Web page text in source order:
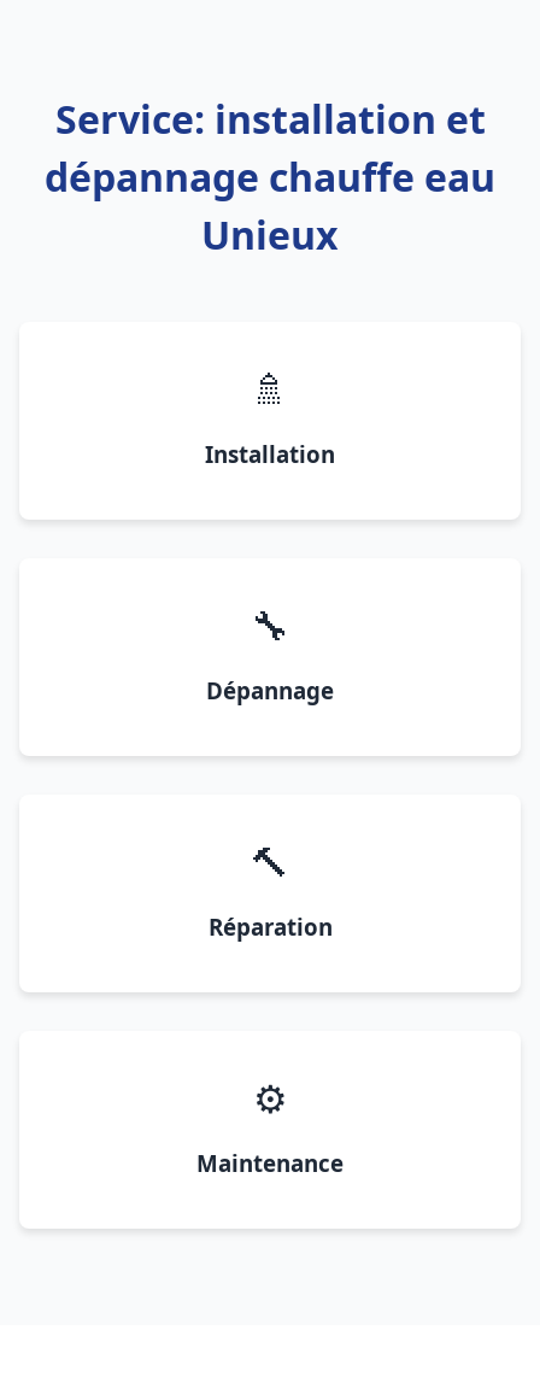
Service: installation et
dépannage chauffe eau
Unieux
🚿
Installation
🔧
Dépannage
🔨
Réparation
⚙️
Maintenance